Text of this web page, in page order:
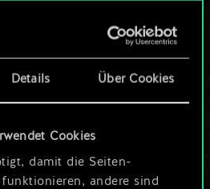
Details Über Cookies
Cookies
damit die Seiten-
andere sind
ist dies nur
Satz
so viel
kann!